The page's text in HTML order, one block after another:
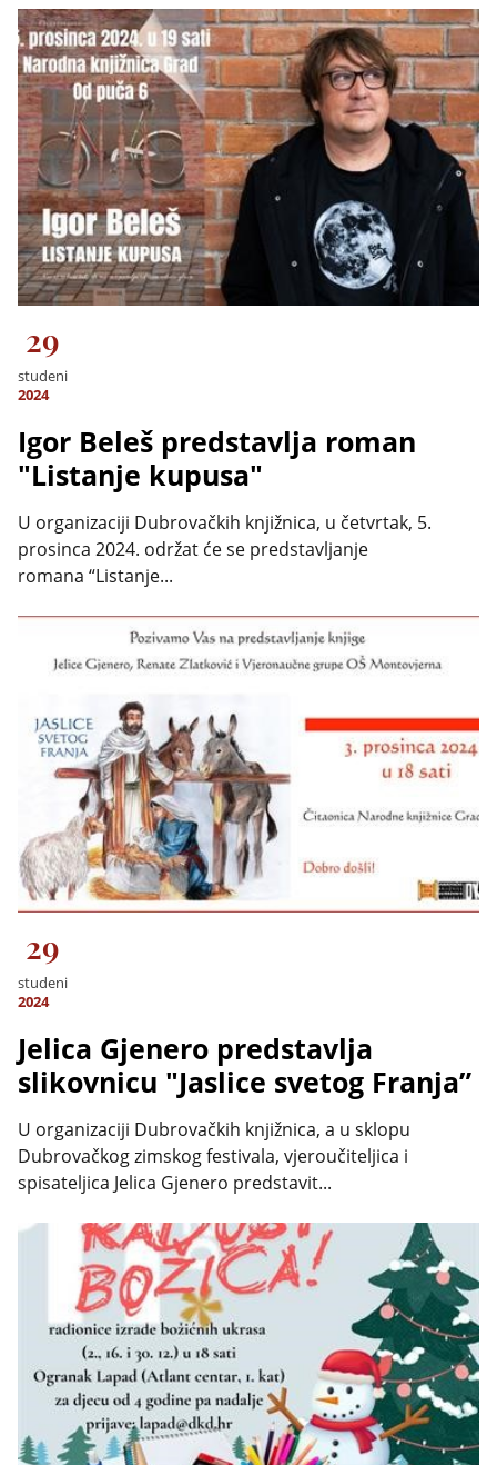
29
studeni
2024
Igor Beleš predstavlja roman
"Listanje kupusa"
U organizaciji Dubrovačkih knjižnica, u četvrtak, 5.
prosinca 2024. održat će se predstavljanje
romana “Listanje...
29
studeni
2024
Jelica Gjenero predstavlja
slikovnicu "Jaslice svetog Franja”
U organizaciji Dubrovačkih knjižnica, a u sklopu
Dubrovačkog zimskog festivala, vjeroučiteljica i
spisateljica Jelica Gjenero predstavit...